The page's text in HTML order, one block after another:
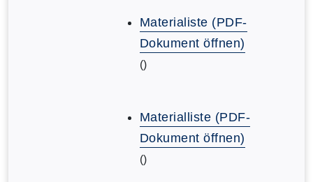
Materialiste (PDF-
Dokument öffnen)
()
Materialliste (PDF-
Dokument öffnen)
()